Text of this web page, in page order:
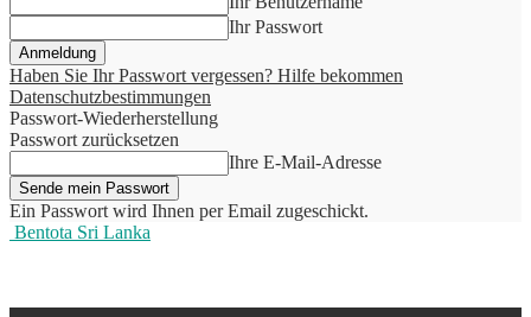
Ihr Passwort
Haben Sie Ihr Passwort vergessen? Hilfe bekommen
Datenschutzbestimmungen
Passwort-Wiederherstellung
Passwort zurücksetzen
Ihre E-Mail-Adresse
Ein Passwort wird Ihnen per Email zugeschickt.
Bentota Sri Lanka